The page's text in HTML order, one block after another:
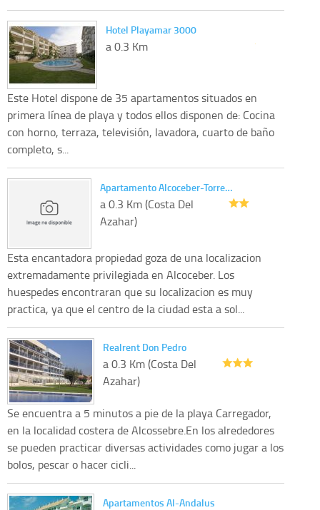
Hotel Playamar 3000
a 0.3 Km
Este Hotel dispone de 35 apartamentos situados en
primera línea de playa y todos ellos disponen de: Cocina
con horno, terraza, televisión, lavadora, cuarto de baño
completo, s...
Apartamento Alcoceber-Torre…
a 0.3 Km (Costa Del
Azahar)
Esta encantadora propiedad goza de una localizacion
extremadamente privilegiada en Alcoceber. Los
huespedes encontraran que su localizacion es muy
practica, ya que el centro de la ciudad esta a sol...
Realrent Don Pedro
a 0.3 Km (Costa Del
Azahar)
Se encuentra a 5 minutos a pie de la playa Carregador,
en la localidad costera de Alcossebre.En los alrededores
se pueden practicar diversas actividades como jugar a los
bolos, pescar o hacer cicli...
Apartamentos Al-Andalus